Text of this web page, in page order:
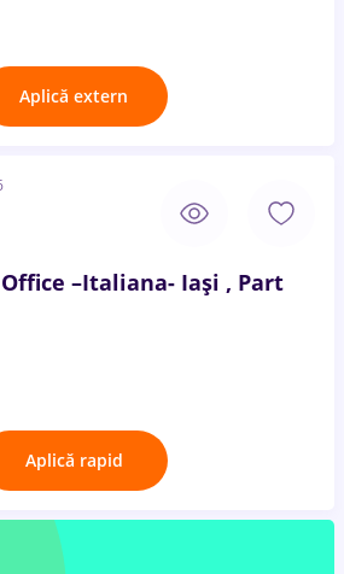
Aplică extern
–Italiana- Iași , Part
Aplică rapid